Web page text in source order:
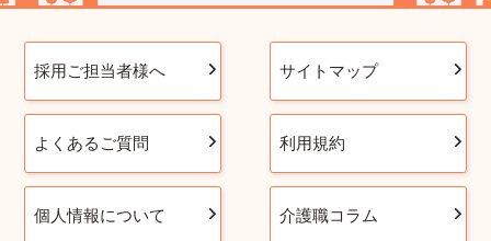
採用ご担当者様へ サイトマップ
よくあるご質問 利用規約
個人情報について 介護職コラム